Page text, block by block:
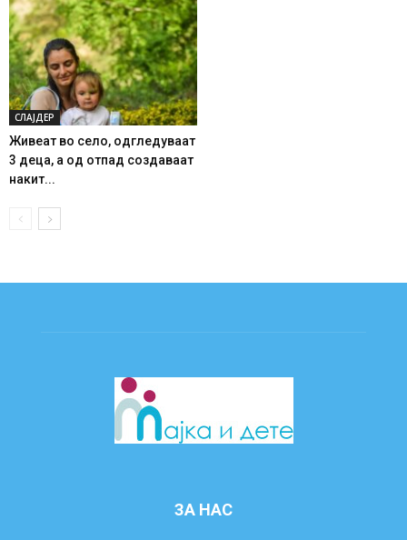
СЛАЈДЕР
Живеат во село, одгледуваат
3 деца, а од отпад создаваат
накит...
ЗА НАС